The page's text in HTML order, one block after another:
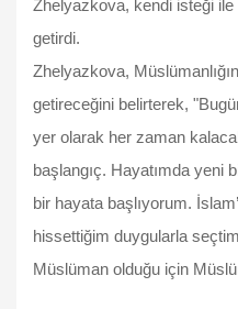
Zhelyazkova, kendi isteği
getirdi.
Zhelyazkova,
getireceğini belirterek,
yer olarak her zaman
başlangıç. Hayatımda yeni
bir hayata başlıyorum.
hissettiğim duygularla
Müslüman olduğu için